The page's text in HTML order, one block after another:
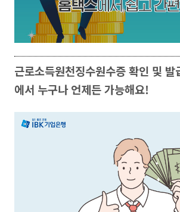
근로소득원천징수원수증 확인 및
에서 누구나 언제든 가능해요!